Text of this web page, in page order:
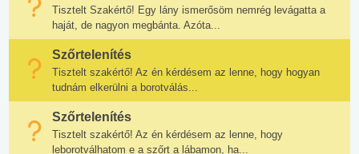
Tisztelt Szakértő! Egy lány ismerősöm nemrég levágatta a
haját, de nagyon megbánta. Azóta...
Szőrtelenítés
Tisztelt szakértő! Az én kérdésem az lenne, hogy hogyan
tudnám elkerülni a borotválás...
Szőrtelenítés
Tisztelt szakértő! Az én kérdésem az lenne, hogy
leborotválhatom e a szőrt a lábamon, ha...